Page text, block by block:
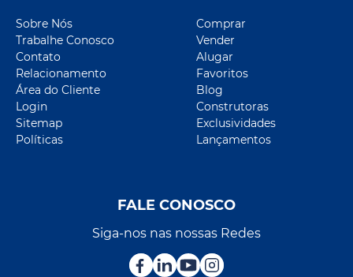
Sobre Nós
Trabalhe Conosco
Contato
Relacionamento
Área do Cliente
Login
Sitemap
Políticas
Comprar
Vender
Alugar
Favoritos
Blog
Construtoras
Exclusividades
Lançamentos
FALE CONOSCO
Siga-nos nas nossas Redes